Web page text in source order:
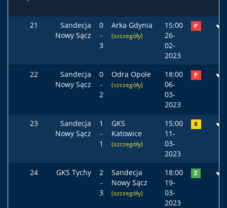
21
Sandecja
Nowy Sącz
0
-
3
Arka Gdynia
(szczegóły)
15:00
26-
02-
2023
P
22
Sandecja
Nowy Sącz
0
-
2
Odra Opole
(szczegóły)
18:00
06-
03-
2023
P
23
Sandecja
Nowy Sącz
1
-
1
GKS
Katowice
(szczegóły)
15:00
11-
03-
2023
R
24 GKS Tychy
2
-
3
Sandecja
Nowy Sącz
(szczegóły)
18:00
19-
03-
2023
Z